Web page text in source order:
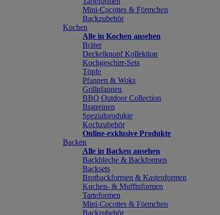
Mini-Cocottes & Förmchen
Backzubehör
Kochen
Alle in Kochen ansehen
Bräter
Deckelknopf Kollektion
Kochgeschirr-Sets
Töpfe
Pfannen & Woks
Grillpfannen
BBQ Outdoor Collection
Bratreinen
Spezialprodukte
Kochzubehör
Online-exklusive Produkte
Backen
Alle in Backen ansehen
Backbleche & Backformen
Backsets
Brotbackformen & Kastenformen
Kuchen- & Muffinformen
Tarteformen
Mini-Cocottes & Förmchen
Backzubehör